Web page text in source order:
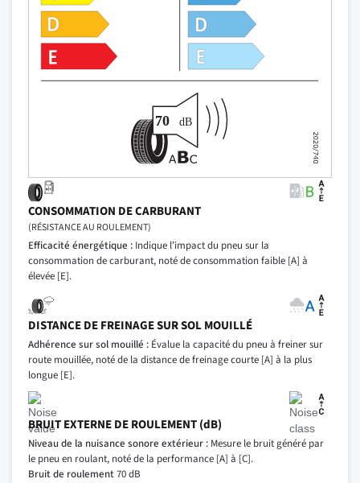
CONSOMMATION DE CARBURANT
(RÉSISTANCE AU ROULEMENT)
Efficacité énergétique : Indique l’impact du pneu sur la
consommation de carburant, noté de consommation faible [A] à
élevée [E].
DISTANCE DE FREINAGE SUR SOL MOUILLÉ
Adhérence sur sol mouillé : Évalue la capacité du pneu à freiner sur
route mouillée, noté de la distance de freinage courte [A] à la plus
longue [E].
BRUIT EXTERNE DE ROULEMENT (dB)
Niveau de la nuisance sonore extérieur : Mesure le bruit généré par
le pneu en roulant, noté de la performance [A] à [C].
Bruit de roulement70 dB